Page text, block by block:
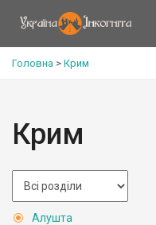
Головна > Крим
Крим
Алушта